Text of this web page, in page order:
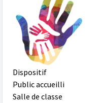
Dispositif
Public accueilli
Salle de classe